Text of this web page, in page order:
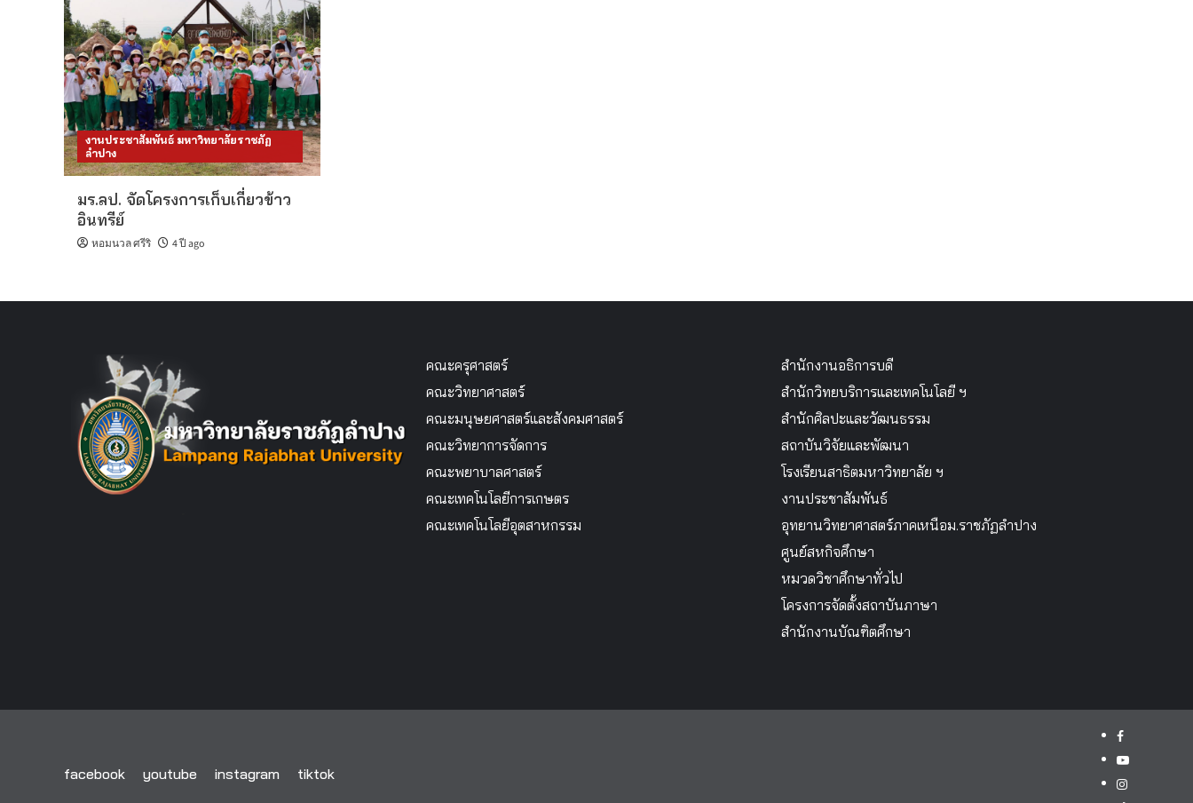
งานประชาสัมพันธ์ มหาวิทยาลัยราชภัฏ
ลำปาง
มร.ลป. จัดโครงการเก็บเกี่ยวข้าว
อินทรีย์
หอมนวล ศรีริ 4 ปี ago
คณะครุศาสตร์
คณะวิทยาศาสตร์
คณะมนุษยศาสตร์และสังคมศาสตร์
คณะวิทยาการจัดการ
คณะพยาบาลศาสตร์
คณะเทคโนโลยีการเกษตร
คณะเทคโนโลยีอุตสาหกรรม
สำนักงานอธิการบดี
สำนักวิทยบริการและเทคโนโลยี ฯ
สำนักศิลปะและวัฒนธรรม
สถาบันวิจัยและพัฒนา
โรงเรียนสาธิตมหาวิทยาลัย ฯ
งานประชาสัมพันธ์
อุทยานวิทยาศาสตร์ภาคเหนือม.ราชภัฏลำปาง
ศูนย์สหกิจศึกษา
หมวดวิชาศึกษาทั่วไป
โครงการจัดตั้งสถาบันภาษา
สำนักงานบัณฑิตศึกษา
facebook youtube instagram tiktok
facebook
youtube
instagram